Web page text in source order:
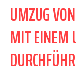
UMZUG
MIT EINEM